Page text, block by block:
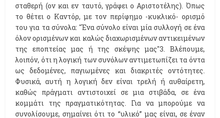
σταθερή (ον και εν ταυτό, γράφει ο Αριστοτέλης). Όπως
το θέτει ο Καντόρ, με τον περίφημο -κυκλικό- ορισμό
του για τα σύνολα: "Ένα σύνολο είναι μία συλλογή σε ένα
όλον ορισμένων και καλώς διαχωρισμένων αντικειμένων
της εποπτείας μας ή της σκέψης μας"3. Βλέπουμε,
λοιπόν, ότι η λογική των συνόλων αντιμετωπίζει τα όντα
ως δεδομένες, παγιωμένες και διακριτές οντότητες.
Φυσικά, αυτή η λογική δεν είναι τρελή ή αυθαίρετη,
καθώς πράγματι αντιστοιχεί σε μια στιβάδα, σε ένα
κομμάτι της πραγματικότητας. Για να μπορούμε να
συνολίσουμε, σημαίνει ότι το “υλικό” μας είναι, σε έναν